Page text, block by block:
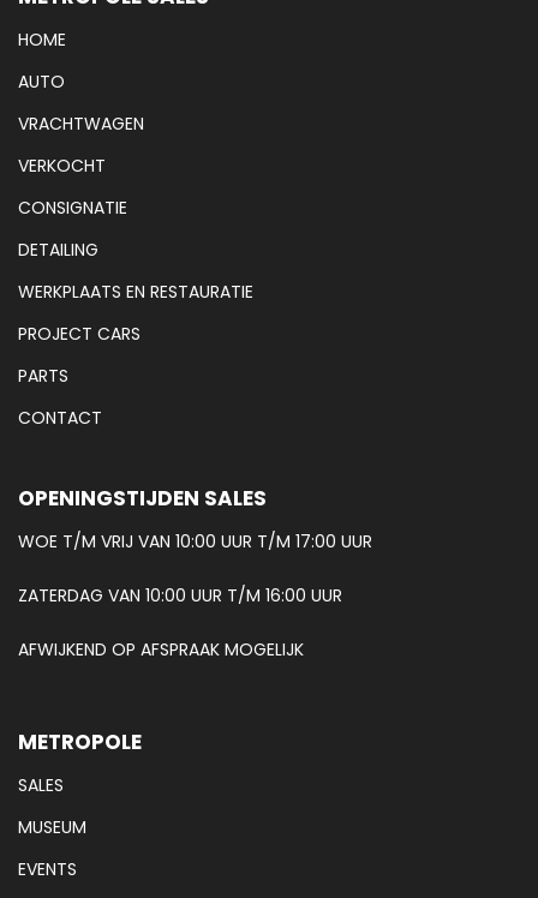
HOME
AUTO
VRACHTWAGEN
VERKOCHT
CONSIGNATIE
DETAILING
WERKPLAATS EN RESTAURATIE
PROJECT CARS
PARTS
CONTACT
OPENINGSTIJDEN SALES
WOE T/M VRIJ VAN 10:00 UUR T/M 17:00 UUR
ZATERDAG VAN 10:00 UUR T/M 16:00 UUR
AFWIJKEND OP AFSPRAAK MOGELIJK
METROPOLE
SALES
MUSEUM
EVENTS